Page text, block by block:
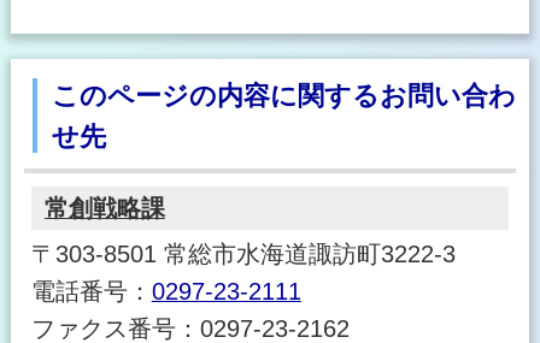
このページの内容に関するお問い合わ
せ先
常創戦略課
〒303-8501 常総市水海道諏訪町3222-3
電話番号： 0297-23-2111
ファクス番号：0297-23-2162